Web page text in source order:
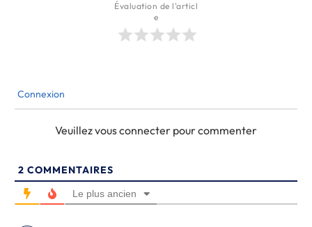
Évaluation de l'articl
e
Connexion
Veuillez vous connecter pour commenter
2 COMMENTAIRES
Le plus ancien